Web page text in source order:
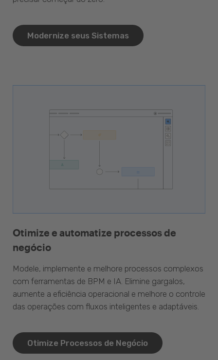
Modernize seus Sistemas
Otimize e automatize processos de
negócio
Modele, implemente e melhore processos complexos
com ferramentas de BPM e IA. Elimine gargalos,
aumente a eficiência operacional e melhore o controle
das operações com fluxos inteligentes e adaptáveis.
Otimize Processos de Negócio